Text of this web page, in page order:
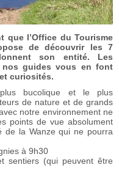
que l’Office du Tourisme
de découvrir les 7
son entité. Les
nos guides vous en font
curiosités.
plus bucolique et le plus
de nature et de grands
notre environnement ne
points de vue absolument
de la Wanze qui ne pourra
à 9h30
sentiers (qui peuvent être